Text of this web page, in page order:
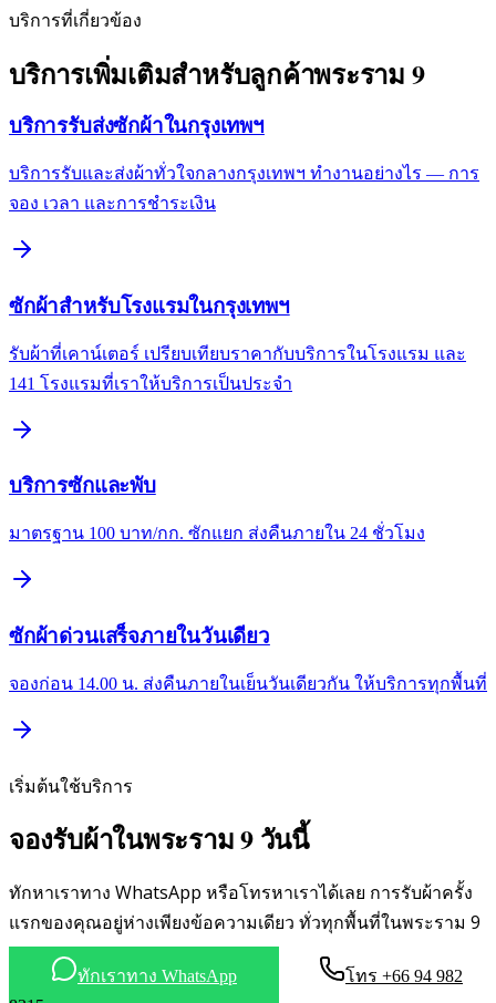
บริการที่เกี่ยวข้อง
บริการเพิ่มเติมสำหรับลูกค้าพระราม 9
บริการรับส่งซักผ้าในกรุงเทพฯ
บริการรับและส่งผ้าทั่วใจกลางกรุงเทพฯ ทำงานอย่างไร — การ
จอง เวลา และการชำระเงิน
ซักผ้าสำหรับโรงแรมในกรุงเทพฯ
รับผ้าที่เคาน์เตอร์ เปรียบเทียบราคากับบริการในโรงแรม และ
141 โรงแรมที่เราให้บริการเป็นประจำ
บริการซักและพับ
มาตรฐาน 100 บาท/กก. ซักแยก ส่งคืนภายใน 24 ชั่วโมง
ซักผ้าด่วนเสร็จภายในวันเดียว
จองก่อน 14.00 น. ส่งคืนภายในเย็นวันเดียวกัน ให้บริการทุกพื้นที่
เริ่มต้นใช้บริการ
จองรับผ้าในพระราม 9 วันนี้
ทักหาเราทาง WhatsApp หรือโทรหาเราได้เลย การรับผ้าครั้ง
แรกของคุณอยู่ห่างเพียงข้อความเดียว ทั่วทุกพื้นที่ในพระราม 9
ทักเราทาง WhatsApp
โทร +66 94 982